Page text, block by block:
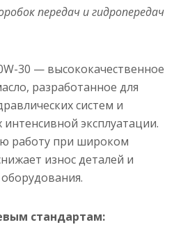
передач и гидропередач
30 — высококачественное
разработанное для
систем и
эксплуатации.
работу при широком
износ деталей и
стандартам: